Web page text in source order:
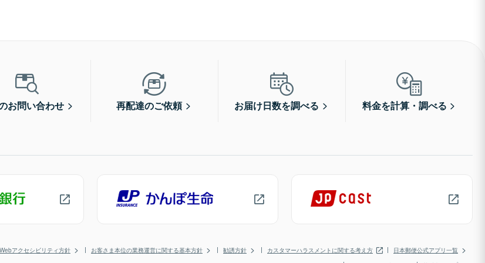
お問い合わせ 再配達のご依頼 お届け日数を調べる 料金を計算・調べる
Webアクセシビリティ方針 お客さま本位の業務運営に関する基本方針 勧誘方針 カスタマーハラスメントに関する考え方
日本郵便公式アプリ一覧